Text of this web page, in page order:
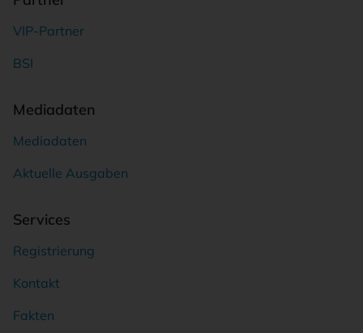
VIP-Partner
BSI
Mediadaten
Mediadaten
Aktuelle Ausgaben
Services
Registrierung
Kontakt
Fakten